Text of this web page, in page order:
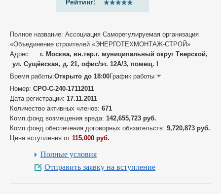
Рейтинг:
Полное название: Ассоциация Саморегулируемая организация
«Объединение строителей «ЭНЕРГОТЕХМОНТАЖ-СТРОЙ»
Адрес:
г. Москва, вн.тер.г. муниципальный округ Тверской,
ул. Сущёвская, д. 21, офис/эт. 12А/3, помещ. I
Время работы:Открыто до 18:00График работы
Номер: СРО-С-240-17112011
Дата регистрации: 17.11.2011
Количество активных членов: 671
Комп.фонд возмещения вреда: 142,655,723 руб.
Комп.фонд обеспечения договорных обязательств: 9,720,873 руб.
Цена вступления от 115,000 руб.
Полные условия
Отправить заявку на вступление